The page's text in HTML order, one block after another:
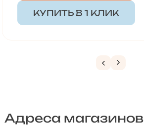
КУПИТЬ В 1 КЛИК
Адреса магазинов